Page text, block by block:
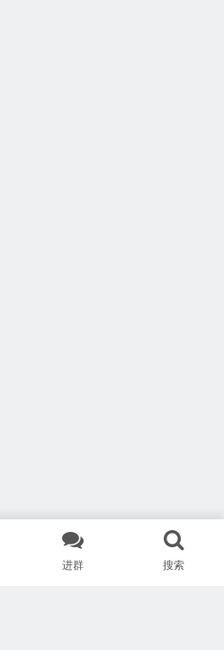
进群 搜索